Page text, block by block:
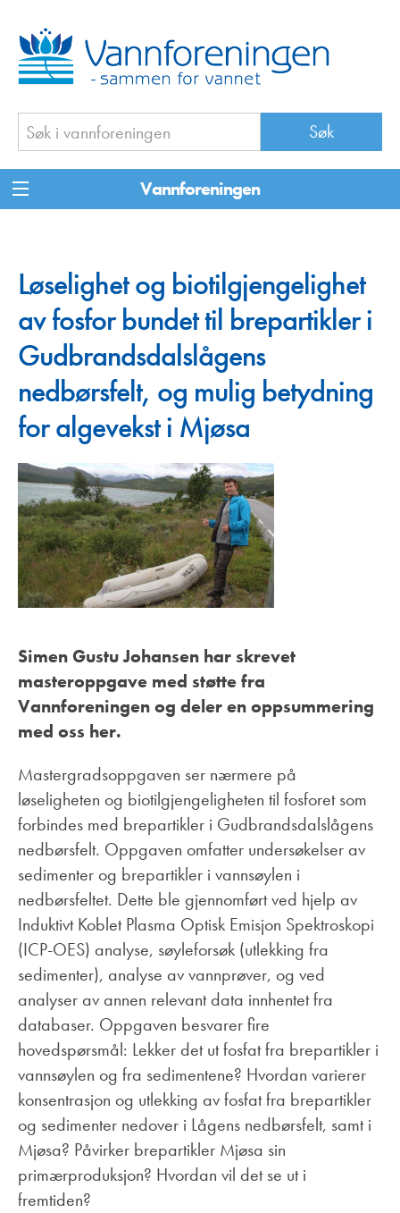
Vannforeningen
Løselighet og biotilgjengelighet
av fosfor bundet til brepartikler i
Gudbrandsdalslågens
nedbørsfelt, og mulig betydning
for algevekst i Mjøsa
Simen Gustu Johansen har skrevet
masteroppgave med støtte fra
Vannforeningen og deler en oppsummering
med oss her.
Mastergradsoppgaven ser nærmere på
løseligheten og biotilgjengeligheten til fosforet som
forbindes med brepartikler i Gudbrandsdalslågens
nedbørsfelt. Oppgaven omfatter undersøkelser av
sedimenter og brepartikler i vannsøylen i
nedbørsfeltet. Dette ble gjennomført ved hjelp av
Induktivt Koblet Plasma Optisk Emisjon Spektroskopi
(ICP-OES) analyse, søyleforsøk (utlekking fra
sedimenter), analyse av vannprøver, og ved
analyser av annen relevant data innhentet fra
databaser. Oppgaven besvarer fire
hovedspørsmål: Lekker det ut fosfat fra brepartikler i
vannsøylen og fra sedimentene? Hvordan varierer
konsentrasjon og utlekking av fosfat fra brepartikler
og sedimenter nedover i Lågens nedbørsfelt, samt i
Mjøsa? Påvirker brepartikler Mjøsa sin
primærproduksjon? Hvordan vil det se ut i
fremtiden?